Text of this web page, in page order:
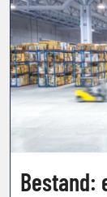
Bestand: